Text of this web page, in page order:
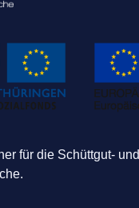
für die Schüttgut- und